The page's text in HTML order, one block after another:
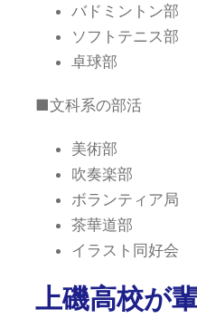
バドミントン部
ソフトテニス部
卓球部
■文科系の部活
美術部
吹奏楽部
ボランティア局
茶華道部
イラスト同好会
上磯高校が